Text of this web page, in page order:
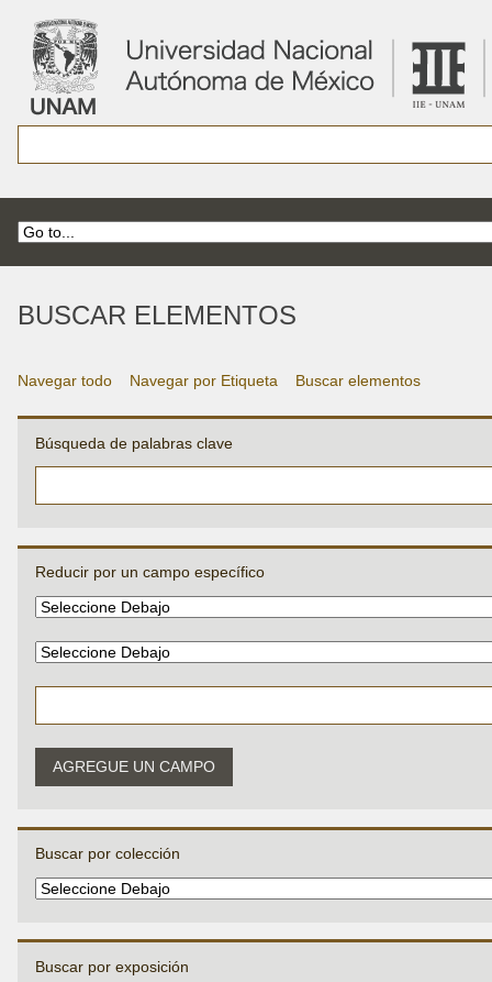
BUSCAR ELEMENTOS
Navegar todo Navegar por Etiqueta Buscar elementos
Búsqueda de palabras clave
Reducir por un campo específico
AGREGUE UN CAMPO
Buscar por colección
Buscar por exposición